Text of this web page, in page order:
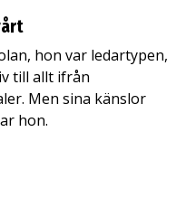
hon var ledartypen,
till allt ifrån
Men sina känslor
hon.